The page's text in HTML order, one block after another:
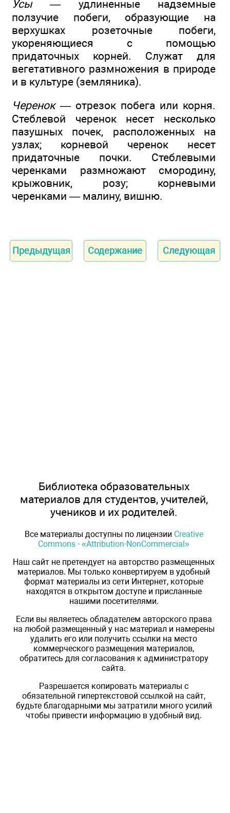
Усы— удлиненные надземные
ползучие побеги, образующие на
верхушках розеточные побеги,
укореняющиеся с помощью
придаточных корней. Служат для
вегетативного размножения в природе
и в культуре (земляника).
Черенок— отрезок побега или корня.
Стеблевой черенок несет несколько
пазушных почек, расположенных на
узлах; корневой черенок несет
придаточные почки. Стеблевыми
черенками размножают смородину,
крыжовник, розу; корневыми
черенками — малину, вишню.
Предыдущая Содержание Следующая
Библиотека образовательных
материалов для студентов, учителей,
учеников и их родителей.
Все материалы доступны по лицензии Creative
Commons - «Attribution-NonCommercial»
Наш сайт не претендует на авторство размещенных
материалов. Мы только конвертируем в удобный
формат материалы из сети Интернет, которые
находятся в открытом доступе и присланные
нашими посетителями.
Если вы являетесь обладателем авторского права
на любой размещенный у нас материал и намерены
удалить его или получить ссылки на место
коммерческого размещения материалов,
обратитесь для согласования к администратору
сайта.
Разрешается копировать материалы с
обязательной гипертекстовой ссылкой на сайт,
будьте благодарными мы затратили много усилий
чтобы привести информацию в удобный вид.